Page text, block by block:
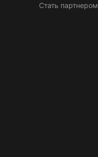
Стать партнером